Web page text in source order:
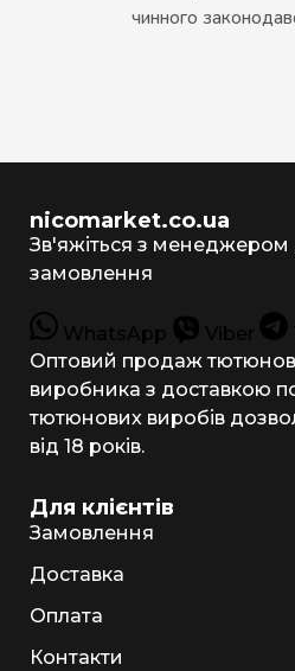
чинного
nicomarket.co.ua
Зв'яжіться з
замовлення
WhatsApp Viber
Оптовий продаж
виробника з доставкою
тютюнових виробів
від 18 років.
Для клієнтів
Замовлення
Доставка
Оплата
Контакти